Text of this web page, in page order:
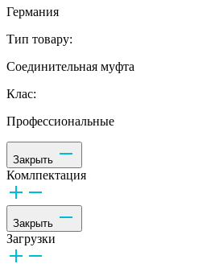
Германия
Тип товару:
Соединительная муфта
Клас:
Профессиональные
Закрыть
Комлпектация
Закрыть
Загрузки